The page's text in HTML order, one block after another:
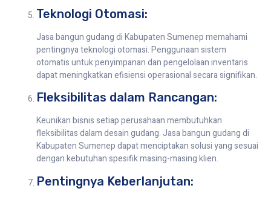
Teknologi Otomasi:
Jasa bangun gudang di Kabupaten Sumenep memahami
pentingnya teknologi otomasi. Penggunaan sistem
otomatis untuk penyimpanan dan pengelolaan inventaris
dapat meningkatkan efisiensi operasional secara signifikan.
Fleksibilitas dalam Rancangan:
Keunikan bisnis setiap perusahaan membutuhkan
fleksibilitas dalam desain gudang. Jasa bangun gudang di
Kabupaten Sumenep dapat menciptakan solusi yang sesuai
dengan kebutuhan spesifik masing-masing klien.
Pentingnya Keberlanjutan: